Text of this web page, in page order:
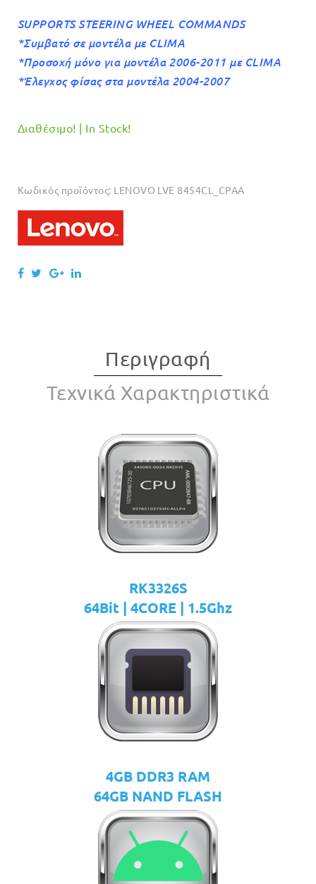
SUPPORTS STEERING WHEEL COMMANDS
*Συμβατό σε μοντέλα με CLIMA
*Προσοχή μόνο για μοντέλα 2006-2011 με CLIMA
*Έλεγχος φίσας στα μοντέλα 2004-2007
Διαθέσιμο! | In Stock!
Κωδικός προϊόντος: LENOVO LVE 8454CL_CPAA
Περιγραφή
Τεχνικά Χαρακτηριστικά
RK3326S
64Bit | 4CORE | 1.5Ghz
4GB DDR3 RAM
64GB NAND FLASH